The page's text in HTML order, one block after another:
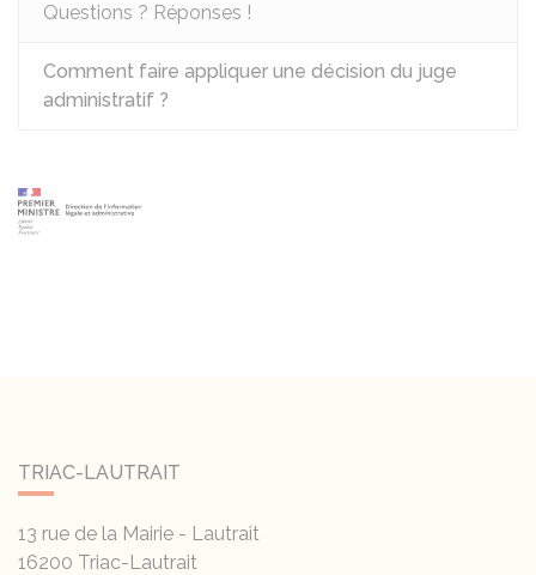
Questions ? Réponses !
Comment faire appliquer une décision du juge
administratif ?
TRIAC-LAUTRAIT
13 rue de la Mairie - Lautrait
16200 Triac-Lautrait